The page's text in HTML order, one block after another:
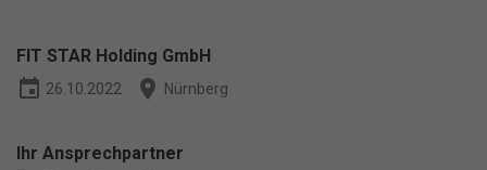
FIT STAR Holding GmbH
event 26.10.2022 place Nürnberg
Ihr Ansprechpartner
Marketing-Cookies werden von Drittanbietern oder Publishern
verwendet, um personalisierte Werbung anzuzeigen. Sie tun dies, indem
sie Besucher über Websites hinweg verfolgen.
powered by Borlabs Cookie